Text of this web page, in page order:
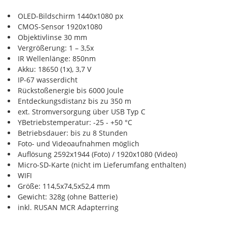
OLED-Bildschirm 1440x1080 px
CMOS-Sensor 1920x1080
Objektivlinse 30 mm
Vergrößerung: 1 – 3,5x
IR Wellenlänge: 850nm
Akku: 18650 (1x), 3,7 V
IP-67 wasserdicht
Rückstoßenergie bis 6000 Joule
Entdeckungsdistanz bis zu 350 m
ext. Stromversorgung über USB Typ C
YBetriebstemperatur: -25 - +50 °C
Betriebsdauer: bis zu 8 Stunden
Foto- und Videoaufnahmen möglich
Auflösung 2592x1944 (Foto) / 1920x1080 (Video)
Micro-SD-Karte (nicht im Lieferumfang enthalten)
WIFI
Größe: 114,5x74,5x52,4 mm
Gewicht: 328g (ohne Batterie)
inkl. RUSAN MCR Adapterring